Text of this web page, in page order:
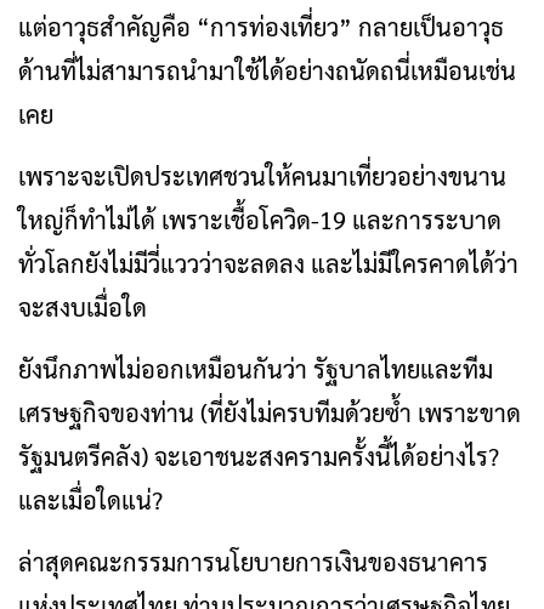
แต่อาวุธสำคัญคือ “การท่องเที่ยว” กลายเป็นอาวุธ
ด้านที่ไม่สามารถนำมาใช้ได้อย่างถนัดถนี่เหมือนเช่น
เคย
เพราะจะเปิดประเทศชวนให้คนมาเที่ยวอย่างขนาน
ใหญ่ก็ทำไม่ได้ เพราะเชื้อโควิด-19 และการระบาด
ทั่วโลกยังไม่มีวี่แววว่าจะลดลง และไม่มีใครคาดได้ว่า
จะสงบเมื่อใด
ยังนึกภาพไม่ออกเหมือนกันว่า รัฐบาลไทยและทีม
เศรษฐกิจของท่าน (ที่ยังไม่ครบทีมด้วยซํ้า เพราะขาด
รัฐมนตรีคลัง) จะเอาชนะสงครามครั้งนี้ได้อย่างไร?
และเมื่อใดแน่?
ล่าสุดคณะกรรมการนโยบายการเงินของธนาคาร